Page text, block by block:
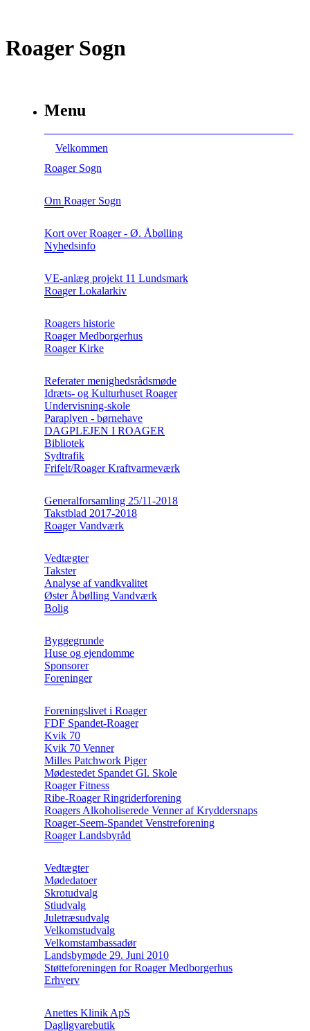
Roager Sogn
Menu
Velkommen
Roager Sogn
Om Roager Sogn
Kort over Roager - Ø. Åbølling
Nyhedsinfo
VE-anlæg projekt 11 Lundsmark
Roager Lokalarkiv
Roagers historie
Roager Medborgerhus
Roager Kirke
Referater menighedsrådsmøde
Idræts- og Kulturhuset Roager
Undervisning-skole
Paraplyen - børnehave
DAGPLEJEN I ROAGER
Bibliotek
Sydtrafik
Frifelt/Roager Kraftvarmeværk
Generalforsamling 25/11-2018
Takstblad 2017-2018
Roager Vandværk
Vedtægter
Takster
Analyse af vandkvalitet
Øster Åbølling Vandværk
Bolig
Byggegrunde
Huse og ejendomme
Sponsorer
Foreninger
Foreningslivet i Roager
FDF Spandet-Roager
Kvik 70
Kvik 70 Venner
Milles Patchwork Piger
Mødestedet Spandet Gl. Skole
Roager Fitness
Ribe-Roager Ringriderforening
Roagers Alkoholiserede Venner af Kryddersnaps
Roager-Seem-Spandet Venstreforening
Roager Landsbyråd
Vedtægter
Mødedatoer
Skrotudvalg
Stiudvalg
Juletræsudvalg
Velkomstudvalg
Velkomstambassadør
Landsbymøde 29. Juni 2010
Støtteforeningen for Roager Medborgerhus
Erhverv
Anettes Klinik ApS
Dagligvarebutik